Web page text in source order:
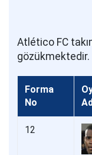
Atlético FC
gözükmektedir.
Forma
No
12